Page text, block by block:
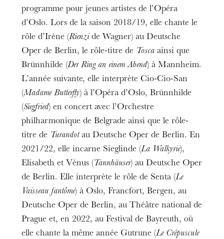
programme pour jeunes artistes de l’Opéra
d’Oslo. Lors de la saison 2018/19, elle chante le
rôle d’Irène (Rienzi de Wagner) au Deutsche
Oper de Berlin, le rôle-titre de Tosca ainsi que
Brünnhilde (Der Ring an einem Abend) à Mannheim.
L’année suivante, elle interprète Cio-Cio-San
(Madame Butterfly) à l’Opéra d’Oslo, Brünnhilde
(Siegfried) en concert avec l’Orchestre
philharmonique de Belgrade ainsi que le rôle-
titre de Turandotau Deutsche Oper de Berlin. En
2021/22, elle incarne Sieglinde (La Walkyrie),
Elisabeth et Vénus (Tannhäuser) au Deutsche Oper
de Berlin. Elle interprète le rôle de Senta (Le
Vaisseau fantôme) à Oslo, Francfort, Bergen, au
Deutsche Oper de Berlin, au Théâtre national de
Prague et, en 2022, au Festival de Bayreuth, où
elle chante la même année Gutrune (Le Crépuscule